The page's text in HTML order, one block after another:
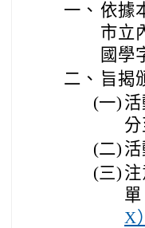
一、 依據
市立
國學
二、 旨揭
(一)
分
(二)
(三)
X